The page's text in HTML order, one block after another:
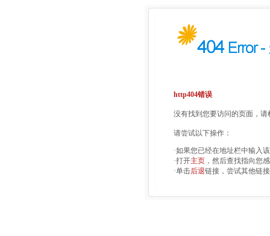
http404错误
没有找到您要访问的页面，
请尝试以下操作：
·如果您已经在地址栏中输入
·打开主页 ，然后查找指向您
·单击后退链接，尝试其他链